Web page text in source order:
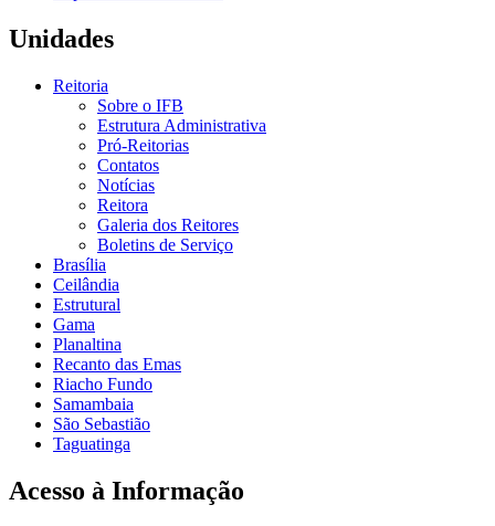
Unidades
Reitoria
Sobre o IFB
Estrutura Administrativa
Pró-Reitorias
Contatos
Notícias
Reitora
Galeria dos Reitores
Boletins de Serviço
Brasília
Ceilândia
Estrutural
Gama
Planaltina
Recanto das Emas
Riacho Fundo
Samambaia
São Sebastião
Taguatinga
Acesso à Informação